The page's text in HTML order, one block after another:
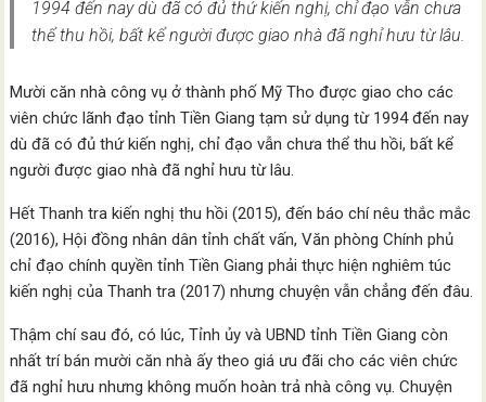
1994 đến nay dù đã có đủ thứ kiến nghị, chỉ đạo vẫn chưa
thể thu hồi, bất kể người được giao nhà đã nghỉ hưu từ lâu.
Mười căn nhà công vụ ở thành phố Mỹ Tho được giao cho các
viên chức lãnh đạo tỉnh Tiền Giang tạm sử dụng từ 1994 đến nay
dù đã có đủ thứ kiến nghị, chỉ đạo vẫn chưa thể thu hồi, bất kể
người được giao nhà đã nghỉ hưu từ lâu.
Hết Thanh tra kiến nghị thu hồi (2015), đến báo chí nêu thắc mắc
(2016), Hội đồng nhân dân tỉnh chất vấn, Văn phòng Chính phủ
chỉ đạo chính quyền tỉnh Tiền Giang phải thực hiện nghiêm túc
kiến nghị của Thanh tra (2017) nhưng chuyện vẫn chẳng đến đâu.
Thậm chí sau đó, có lúc, Tỉnh ủy và UBND tỉnh Tiền Giang còn
nhất trí bán mười căn nhà ấy theo giá ưu đãi cho các viên chức
đã nghỉ hưu nhưng không muốn hoàn trả nhà công vụ. Chuyện